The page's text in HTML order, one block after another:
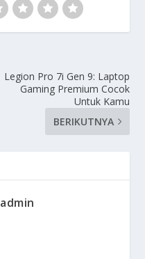
Legion Pro 7i Gen 9: Laptop
Gaming Premium Cocok
Untuk Kamu
BERIKUTNYA
admin